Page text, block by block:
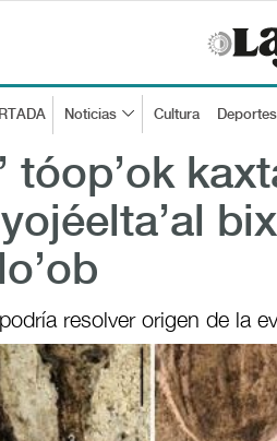
Noticias Cultura Deportes
tóop’ok
resolver origen de la